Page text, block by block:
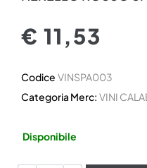
€ 11,53
Codice VINSPA003
Categoria Merc: VINI
Disponibile